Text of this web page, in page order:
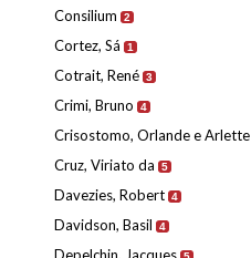
Consilium 2
Cortez, Sá 1
Cotrait, René 3
Crimi, Bruno 4
Crisostomo, Orlande e Arlette
Cruz, Viriato da 5
Davezies, Robert 4
Davidson, Basil 4